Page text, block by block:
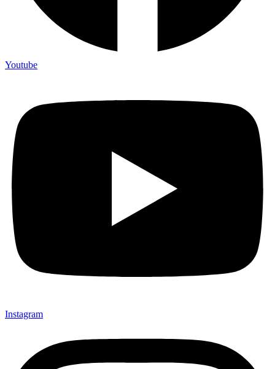
Youtube
Instagram